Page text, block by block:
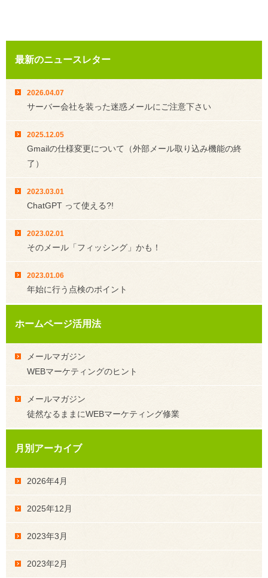
最新のニュースレター
2026.04.07
サーバー会社を装った迷惑メールにご注意下さい
2025.12.05
Gmailの仕様変更について（外部メール取り込み機能の終
了）
2023.03.01
ChatGPT って使える?!
2023.02.01
そのメール「フィッシング」かも！
2023.01.06
年始に行う点検のポイント
ホームページ活用法
メールマガジン
WEBマーケティングのヒント
メールマガジン
徒然なるままにWEBマーケティング修業
月別アーカイブ
2026年4月
2025年12月
2023年3月
2023年2月